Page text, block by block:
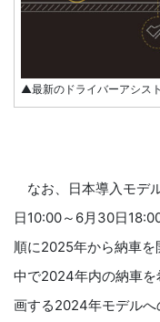
▲最新のドライバーアシス
なお、日本導入モデ
日10:00～6月30日
順に2025年から納車
中で2024年内の納車
画する2024年モデルへ